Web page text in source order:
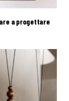
a progettare